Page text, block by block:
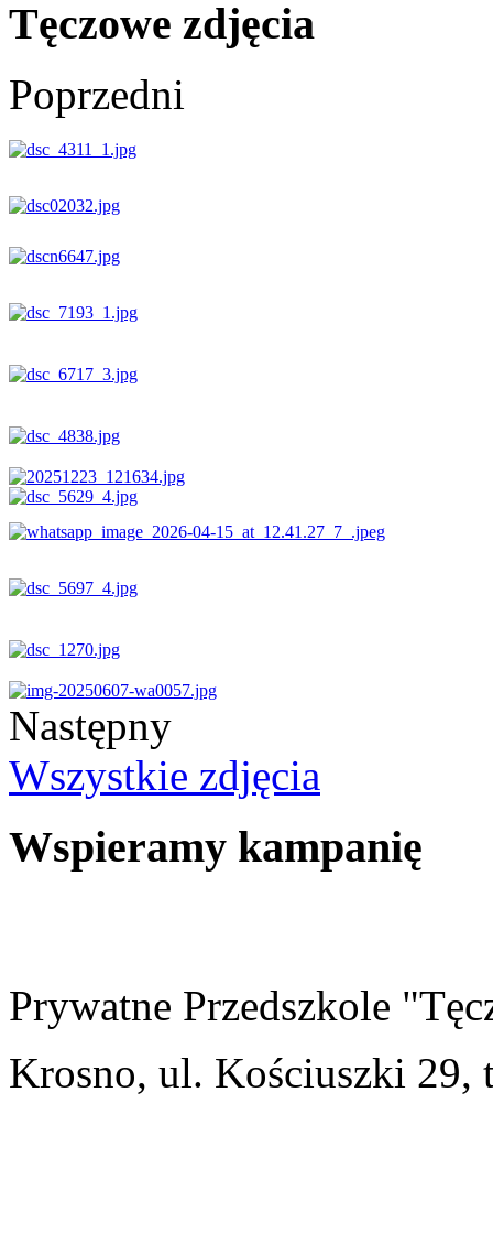
Tęczowe zdjęcia
Poprzedni
Następny
Wszystkie zdjęcia
Wspieramy kampanię
Prywatne Przedszkole
Krosno, ul. Kościuszki 29,